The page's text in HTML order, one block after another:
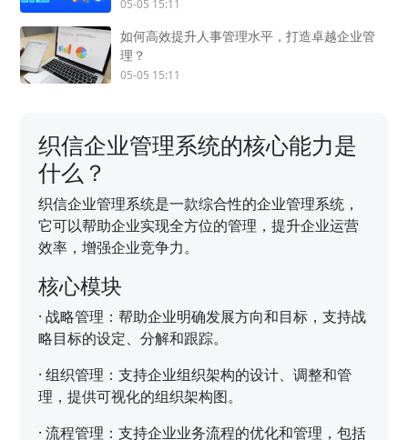
05-05 15:11
如何高效提升人事管理水平，打造卓越企业管
理？
05-05 15:11
织信企业管理系统的核心能力是
什么？
织信企业管理系统是一款综合性的企业管理系统，
它可以帮助企业实现全方位的管理，提升企业运营
效率，增强企业竞争力。
核心模块
·战略管理：帮助企业明确发展方向和目标，支持战
略目标的设定、分解和跟踪。
·组织管理：支持企业组织架构的设计、调整和管
理，提供可视化的组织架构图。
·流程管理：支持企业业务流程的优化和管理，包括